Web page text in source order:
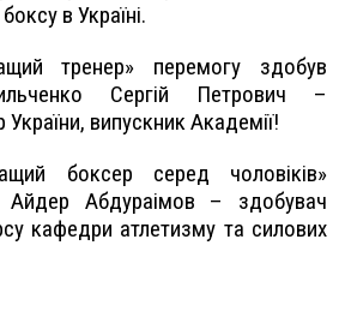
в Україні.
тренер» перемогу здобув
Сергій Петрович –
випускник Академії!
боксер серед чоловіків»
Айдер Абдураімов – здобувач
кафедри атлетизму та силових